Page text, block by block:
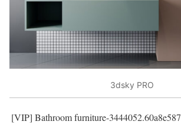
3dsky PRO
[VIP] Bathroom furniture-